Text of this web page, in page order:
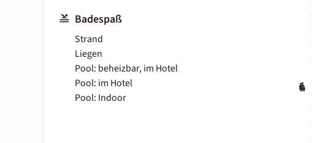
Badespaß
Strand
Liegen
Pool: beheizbar, im Hotel
Pool: im Hotel
Pool: Indoor